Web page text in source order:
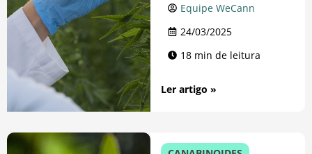
Equipe WeCann
24/03/2025
18 min de leitura
Ler artigo »